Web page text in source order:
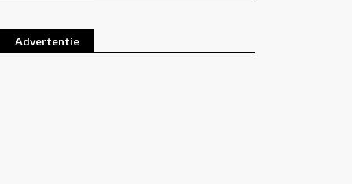
Advertentie